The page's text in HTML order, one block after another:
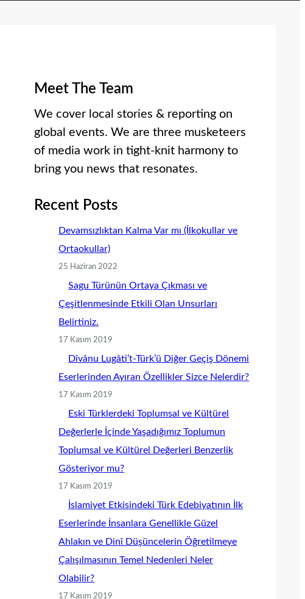
Meet The Team
We cover local stories & reporting on
global events. We are three musketeers
of media work in tight-knit harmony to
bring you news that resonates.
Recent Posts
Devamsızlıktan Kalma Var mı (İlkokullar ve
Ortaokullar)
25 Haziran 2022
Sagu Türünün Ortaya Çıkması ve
Çeşitlenmesinde Etkili Olan Unsurları
Belirtiniz.
17 Kasım 2019
Dîvânu Lugâti’t-Türk’ü Diğer Geçiş Dönemi
Eserlerinden Ayıran Özellikler Sizce Nelerdir?
17 Kasım 2019
Eski Türklerdeki Toplumsal ve Kültürel
Değerlerle İçinde Yaşadığımız Toplumun
Toplumsal ve Kültürel Değerleri Benzerlik
Gösteriyor mu?
17 Kasım 2019
İslamiyet Etkisindeki Türk Edebiyatının İlk
Eserlerinde İnsanlara Genellikle Güzel
Ahlakın ve Dinî Düşüncelerin Öğretilmeye
Çalışılmasının Temel Nedenleri Neler
Olabilir?
17 Kasım 2019